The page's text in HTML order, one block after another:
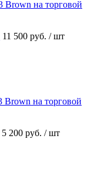
11 500 руб. / шт
5 200 руб. / шт